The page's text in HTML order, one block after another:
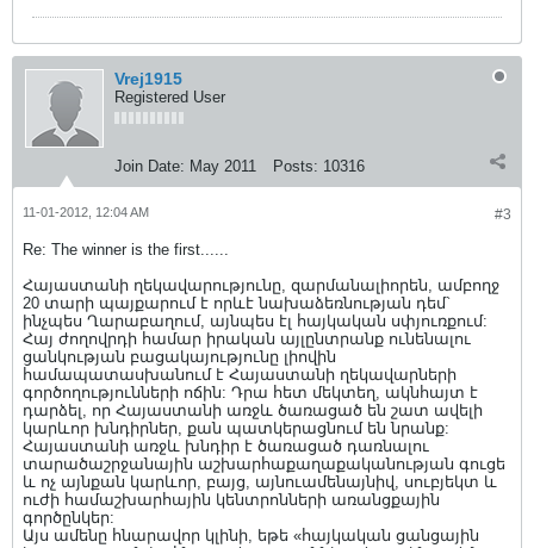
Vrej1915
Registered User
Join Date: May 2011 Posts: 10316
#3
11-01-2012, 12:04 AM
Re: The winner is the first......
Հայաստանի ղեկավարությունը, զարմանալիորեն, ամբողջ
20 տարի պայքարում է որևէ նախաձեռնության դեմ`
ինչպես Ղարաբաղում, այնպես էլ հայկական սփյուռքում:
Հայ ժողովրդի համար իրական այլընտրանք ունենալու
ցանկության բացակայությունը լիովին
համապատասխանում է Հայաստանի ղեկավարների
գործողությունների ոճին: Դրա հետ մեկտեղ, ակնհայտ է
դարձել, որ Հայաստանի առջև ծառացած են շատ ավելի
կարևոր խնդիրներ, քան պատկերացնում են նրանք:
Հայաստանի առջև խնդիր է ծառացած դառնալու
տարածաշրջանային աշխարհաքաղաքականության գուցե
և ոչ այնքան կարևոր, բայց, այնուամենայնիվ, սուբյեկտ և
ուժի համաշխարհային կենտրոնների առանցքային
գործընկեր:
Այս ամենը հնարավոր կլինի, եթե «հայկական ցանցային